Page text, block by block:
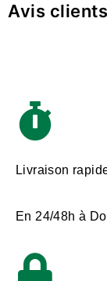
Avis clients
Livraison
En 24/48h à